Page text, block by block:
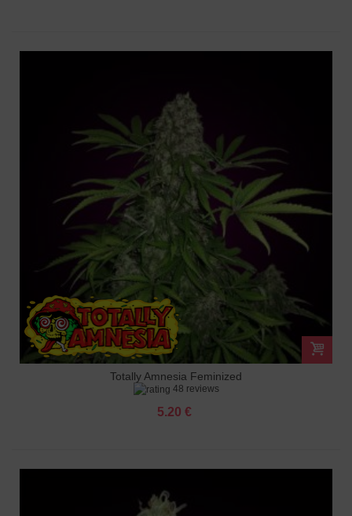
Totally Amnesia Feminized
48 reviews
5.20 €